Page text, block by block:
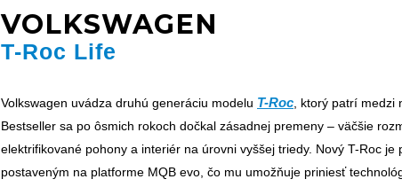
VOLKSWAGEN
T-Roc Life
Volkswagen uvádza druhú generáciu modelu T-Roc , ktorý patrí
Bestseller sa po ôsmich rokoch dočkal zásadnej premeny – väčšie
elektrifikované pohony a interiér na úrovni vyššej triedy. Nový T-Roc je
postaveným na platforme MQB evo, čo mu umožňuje priniesť